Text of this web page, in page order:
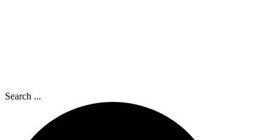
Search ...